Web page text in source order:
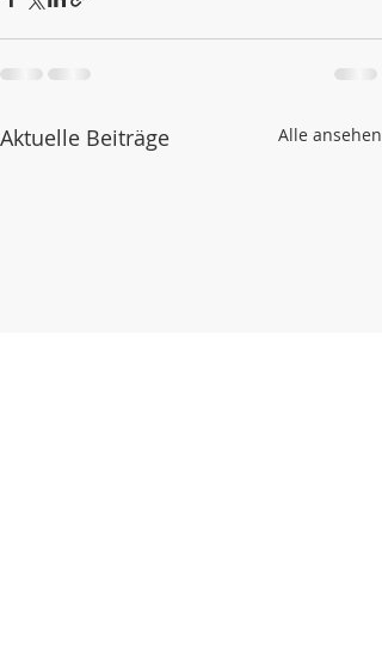
Aktuelle Beiträge Alle ansehen